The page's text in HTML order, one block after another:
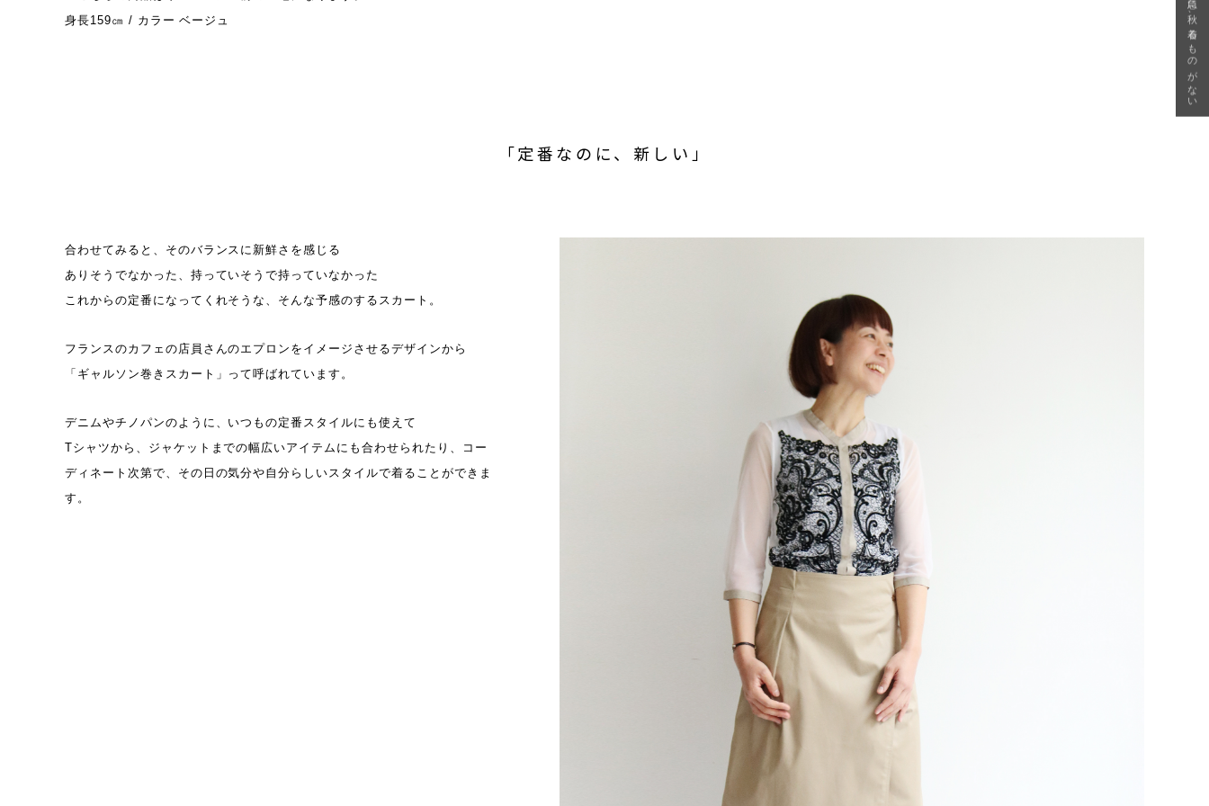
身長159㎝ / カラー ベージュ
「定番なのに、新しい」
合わせてみると、そのバランスに新鮮さを感じる
ありそうでなかった、持っていそうで持っていなかった
これからの定番になってくれそうな、そんな予感のするスカート。
フランスのカフェの店員さんのエプロンをイメージさせるデザインから
「ギャルソン巻きスカート」って呼ばれています。
デニムやチノパンのように、いつもの定番スタイルにも使えて
Tシャツから、ジャケットまでの幅広いアイテムにも合わせられたり、コー
ディネート次第で、その日の気分や自分らしいスタイルで着ることができま
す。
急に秋、着るものがない